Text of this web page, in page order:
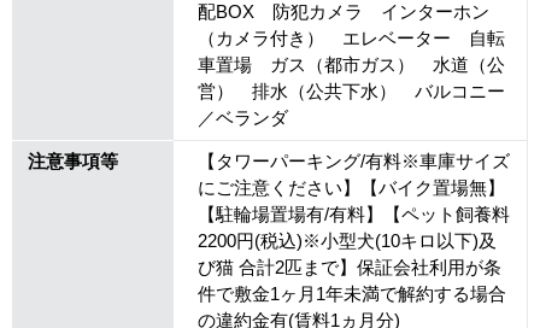
配BOX 防犯カメラ インターホン
（カメラ付き） エレベーター 自転
車置場 ガス（都市ガス） 水道（公
営） 排水（公共下水） バルコニー
／ベランダ
注意事項等
【タワーパーキング/有料※車庫サイズ
にご注意ください】【バイク置場無】
【駐輪場置場有/有料】【ペット飼養料
2200円(税込)※小型犬(10キロ以下)及
び猫 合計2匹まで】保証会社利用が条
件で敷金1ヶ月1年未満で解約する場合
の違約金有(賃料1ヵ月分)